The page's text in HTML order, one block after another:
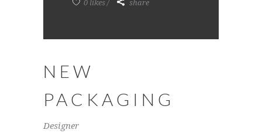
0 likes share
NEW
PACKAGING
Designer